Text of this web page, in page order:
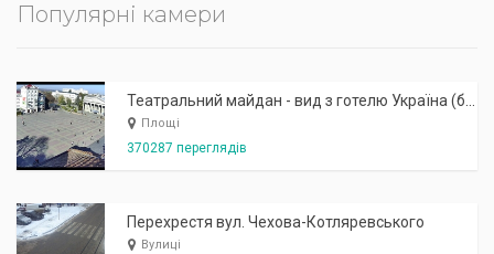
Популярні камери
Площі
370287 переглядів
Перехрестя вул. Чехова-Котляревського
Вулиці